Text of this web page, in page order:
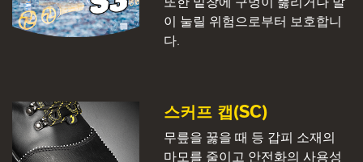
이 눌릴 위험으로부터 보호합니
다.
스커프 캡(SC)
무릎을 꿇을 때 등 갑피 소재의
마모를 줄이고 안전화의 사용성